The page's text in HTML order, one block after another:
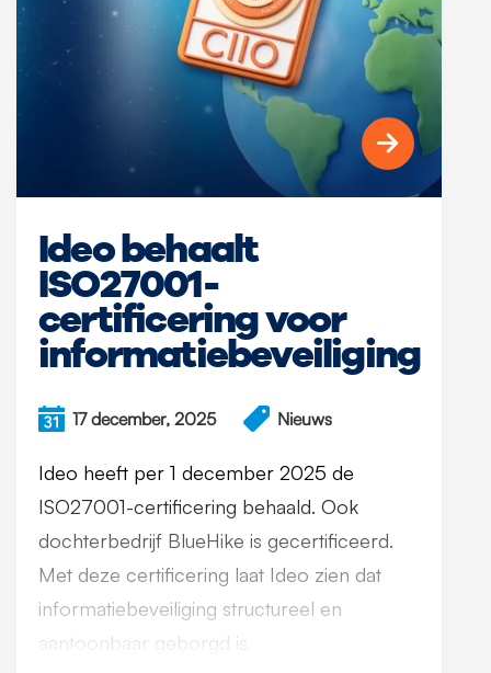
Ideo behaalt
ISO27001-
certificering voor
informatiebeveiliging
17 december, 2025 Nieuws
Ideo heeft per 1 december 2025 de
ISO27001-certificering behaald. Ook
dochterbedrijf BlueHike is gecertificeerd.
Met deze certificering laat Ideo zien dat
informatiebeveiliging structureel en
aantoonbaar geborgd is.